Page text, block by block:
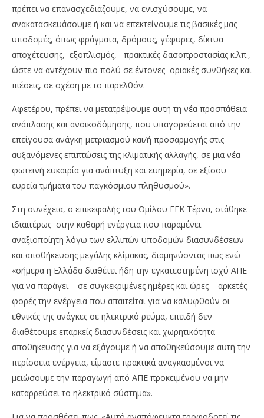
πρέπει να επανασχεδιάζουμε, να ενισχύσουμε, να
ανακατασκευάσουμε ή και να επεκτείνουμε τις βασικές μας
υποδομές, όπως φράγματα, δρόμους, γέφυρες, δίκτυα
αποχέτευσης, εξοπλισμός, πρακτικές δασοπροστασίας κ.λπ.,
ώστε να αντέχουν πιο πολύ σε έντονες οριακές συνθήκες και
πιέσεις, σε σχέση με το παρελθόν.
Αφετέρου, πρέπει να μετατρέψουμε αυτή τη νέα προσπάθεια
ανάπλασης και ανοικοδόμησης, που υπαγορεύεται από την
επείγουσα ανάγκη μετριασμού και/ή προσαρμογής στις
αυξανόμενες επιπτώσεις της κλιματικής αλλαγής, σε μια νέα
φωτεινή ευκαιρία για ανάπτυξη και ευημερία, σε εξίσου
ευρεία τμήματα του παγκόσμιου πληθυσμού».
Στη συνέχεια, ο επικεφαλής του Ομίλου ΓΕΚ Τέρνα, στάθηκε
ιδιαιτέρως στην καθαρή ενέργεια που παραμένει
αναξιοποίητη λόγω των ελλιπών υποδομών διασυνδέσεων
και αποθήκευσης μεγάλης κλίμακας, διαμηνύοντας πως ενώ
«σήμερα η Ελλάδα διαθέτει ήδη την εγκατεστημένη ισχύ ΑΠΕ
για να παράγει – σε συγκεκριμένες ημέρες και ώρες – αρκετές
φορές την ενέργεια που απαιτείται για να καλυφθούν οι
εθνικές της ανάγκες σε ηλεκτρικό ρεύμα, επειδή δεν
διαθέτουμε επαρκείς διασυνδέσεις και χωρητικότητα
αποθήκευσης για να εξάγουμε ή να αποθηκεύσουμε αυτή την
περίσσεια ενέργεια, είμαστε πρακτικά αναγκασμένοι να
μειώσουμε την παραγωγή από ΑΠΕ προκειμένου να μην
καταρρεύσει το ηλεκτρικό σύστημα».